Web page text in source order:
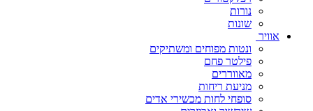
נורות
שונות
אוויר
ונטות מפוחים ומשתיקים
פילטר פחם
מאווררים
מניעת ריחות
סופחי לחות מכשירי אדים